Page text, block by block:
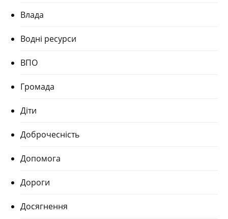
Влада
Водні ресурси
ВПО
Громада
Діти
Доброчесність
Допомога
Дороги
Досягнення